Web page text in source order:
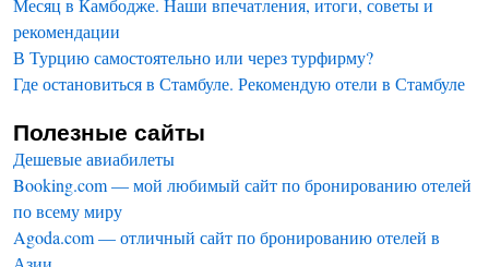
рекомендации
В Турцию самостоятельно или через турфирму?
Где остановиться в Стамбуле. Рекомендую отели в Стамбуле
Полезные сайты
Дешевые авиабилеты
Booking.com — мой любимый сайт по бронированию отелей
по всему миру
Agoda.com — отличный сайт по бронированию отелей в